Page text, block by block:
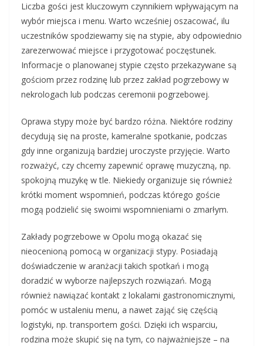
Liczba gości jest kluczowym czynnikiem wpływającym na
wybór miejsca i menu. Warto wcześniej oszacować, ilu
uczestników spodziewamy się na stypie, aby odpowiednio
zarezerwować miejsce i przygotować poczęstunek.
Informacje o planowanej stypie często przekazywane są
gościom przez rodzinę lub przez zakład pogrzebowy w
nekrologach lub podczas ceremonii pogrzebowej.
Oprawa stypy może być bardzo różna. Niektóre rodziny
decydują się na proste, kameralne spotkanie, podczas
gdy inne organizują bardziej uroczyste przyjęcie. Warto
rozważyć, czy chcemy zapewnić oprawę muzyczną, np.
spokojną muzykę w tle. Niekiedy organizuje się również
krótki moment wspomnień, podczas którego goście
mogą podzielić się swoimi wspomnieniami o zmarłym.
Zakłady pogrzebowe w Opolu mogą okazać się
nieocenioną pomocą w organizacji stypy. Posiadają
doświadczenie w aranżacji takich spotkań i mogą
doradzić w wyborze najlepszych rozwiązań. Mogą
również nawiązać kontakt z lokalami gastronomicznymi,
pomóc w ustaleniu menu, a nawet zająć się częścią
logistyki, np. transportem gości. Dzięki ich wsparciu,
rodzina może skupić się na tym, co najważniejsze – na